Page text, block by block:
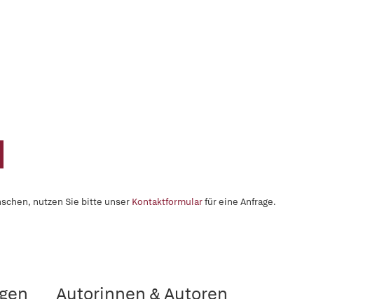
nutzen Sie bitte unser Kontaktformularfür eine Anfrage.
Autorinnen & Autoren